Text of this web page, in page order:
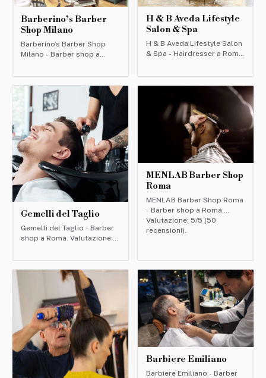
Barberino’s Barber
Shop Milano
Barberino’s Barber Shop
Milano - Barber shop a
H & B Aveda Lifestyle
Salon & Spa
H & B Aveda Lifestyle Salon
& Spa - Hairdresser a Roma.
Gemelli del Taglio
Gemelli del Taglio - Barber
shop a Roma. Valutazione:
MENLAB Barber Shop
Roma
MENLAB Barber Shop Roma
- Barber shop a Roma.
Valutazione: 5/5 (50
recensioni).
Barbiere Emiliano
Barbiere Emiliano - Barber